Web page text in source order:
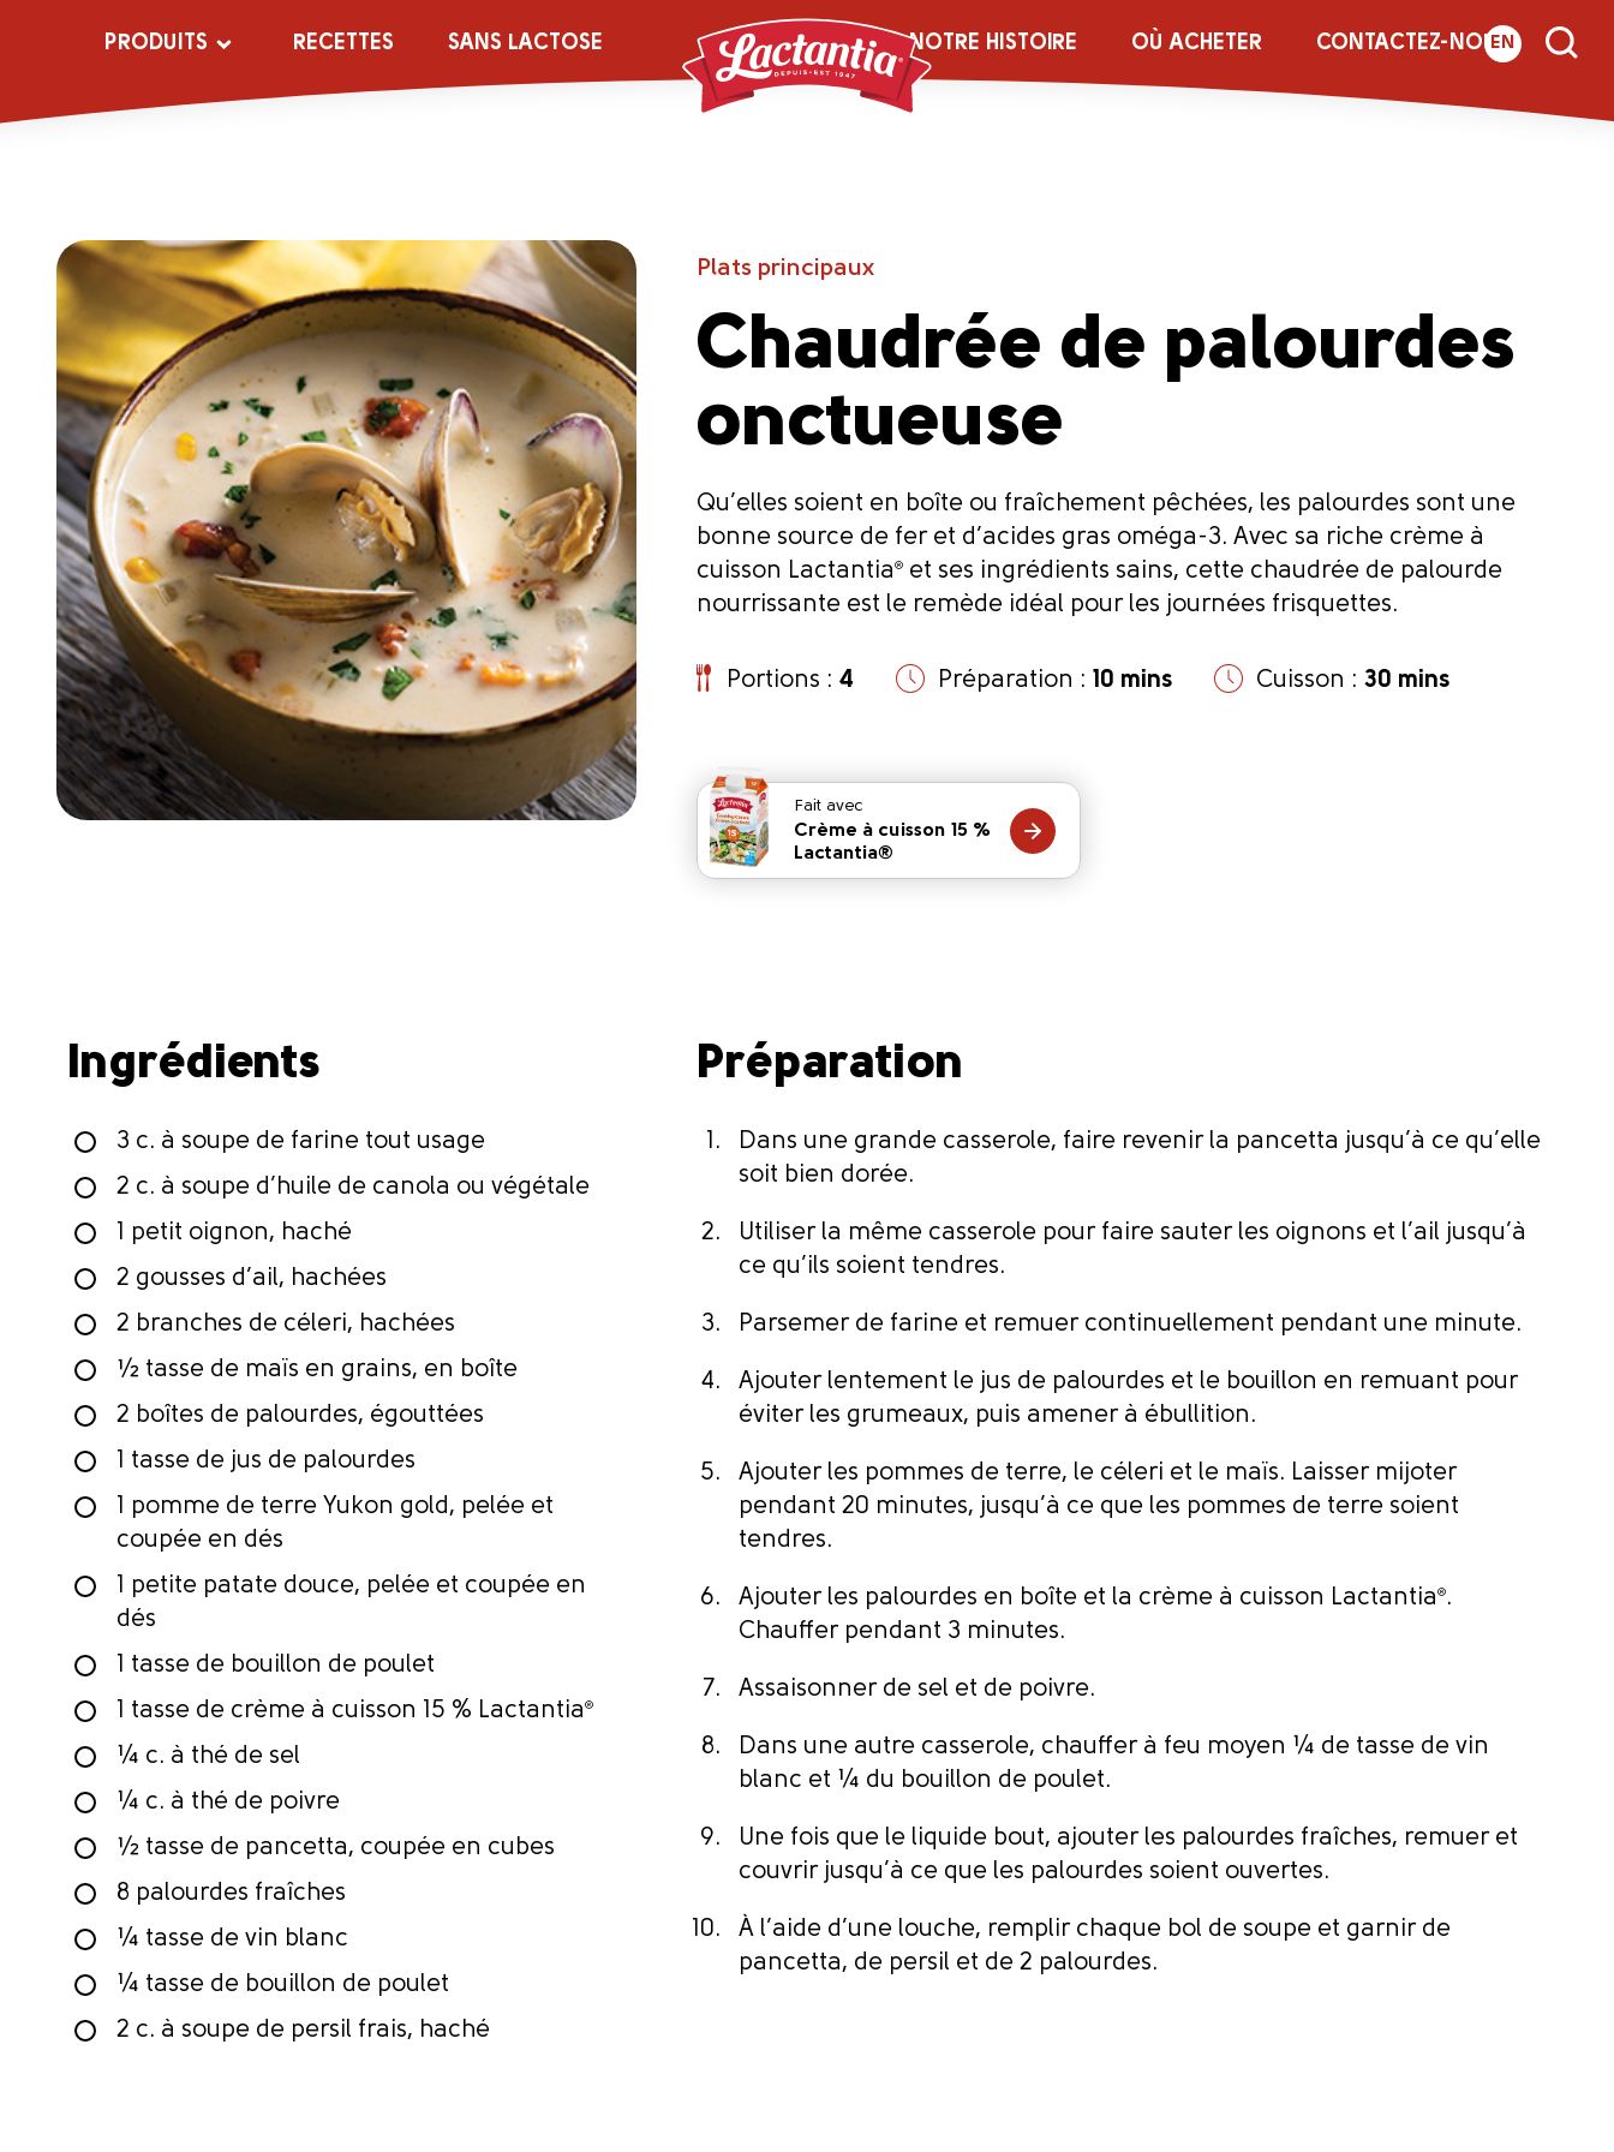
PRODUITS RECETTES SANS LACTOSE NOTRE HISTOIRE OÙ ACHETER CONTACTEZ-NOUS
EN
Plats principaux
Chaudrée de palourdes
onctueuse
Qu’elles soient en boîte ou fraîchement pêchées, les palourdes sont une
bonne source de fer et d’acides gras oméga-3. Avec sa riche crème à
cuisson Lactantia® et ses ingrédients sains, cette chaudrée de palourde
nourrissante est le remède idéal pour les journées frisquettes.
Portions :4 Préparation : 10 mins Cuisson :30 mins
Fait avec
Crème à cuisson 15 %
Lactantia®
Ingrédients
3 c. à soupe de farine tout usage
2 c. à soupe d’huile de canola ou végétale
1 petit oignon, haché
2 gousses d’ail, hachées
2 branches de céleri, hachées
½ tasse de maïs en grains, en boîte
2 boîtes de palourdes, égouttées
1 tasse de jus de palourdes
1 pomme de terre Yukon gold, pelée et
coupée en dés
1 petite patate douce, pelée et coupée en
dés
1 tasse de bouillon de poulet
1 tasse de crème à cuisson 15 % Lactantia®
¼ c. à thé de sel
¼ c. à thé de poivre
½ tasse de pancetta, coupée en cubes
8 palourdes fraîches
¼ tasse de vin blanc
¼ tasse de bouillon de poulet
2 c. à soupe de persil frais, haché
Préparation
Dans une grande casserole, faire revenir la pancetta jusqu’à ce qu’elle
soit bien dorée.
Utiliser la même casserole pour faire sauter les oignons et l’ail jusqu’à
ce qu’ils soient tendres.
Parsemer de farine et remuer continuellement pendant une minute.
Ajouter lentement le jus de palourdes et le bouillon en remuant pour
éviter les grumeaux, puis amener à ébullition.
Ajouter les pommes de terre, le céleri et le maïs. Laisser mijoter
pendant 20 minutes, jusqu’à ce que les pommes de terre soient
tendres.
Ajouter les palourdes en boîte et la crème à cuisson Lactantia®.
Chauffer pendant 3 minutes.
Assaisonner de sel et de poivre.
Dans une autre casserole, chauffer à feu moyen ¼ de tasse de vin
blanc et ¼ du bouillon de poulet.
Une fois que le liquide bout, ajouter les palourdes fraîches, remuer et
couvrir jusqu’à ce que les palourdes soient ouvertes.
À l’aide d’une louche, remplir chaque bol de soupe et garnir de
pancetta, de persil et de 2 palourdes.